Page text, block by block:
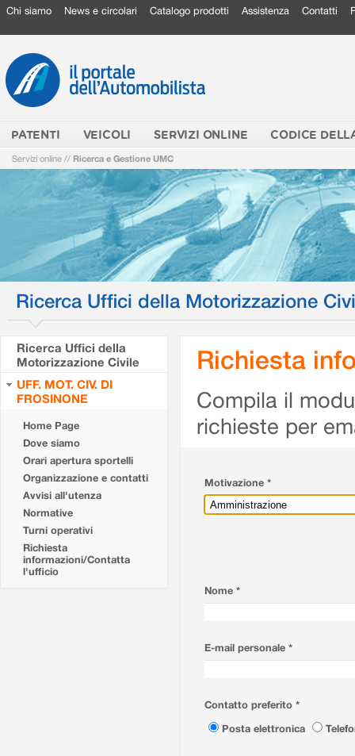
Chi siamo News e circolari Catalogo prodotti Assistenza Contatti
PATENTI VEICOLI SERVIZI ONLINE CODICE
Servizi online // Ricerca e Gestione UMC
Ricerca Uffici della Motorizzazione
Ricerca Uffici della
Motorizzazione Civile
UFF. MOT. CIV. DI
FROSINONE
Home Page
Dove siamo
Orari apertura sportelli
Organizzazione e contatti
Avvisi all'utenza
Normative
Turni operativi
Richiesta
informazioni/Contatta
l'ufficio
Richiesta
Compila il
richieste per
Motivazione *
Nome *
E-mail personale *
Contatto preferito *
Posta elettronica